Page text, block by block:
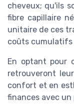
cheveux; qu'ils
fibre capillaire
unitaire de ces
coûts cumulatifs
En optant pour
retrouveront
confort et en
finances avec